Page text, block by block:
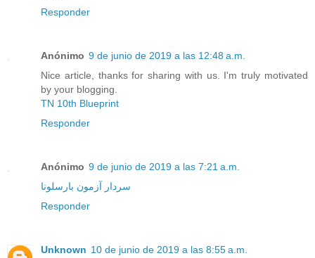
Responder
Anónimo 9 de junio de 2019 a las 12:48 a.m.
Nice article, thanks for sharing with us. I'm truly motivated
by your blogging.
TN 10th Blueprint
Responder
Anónimo 9 de junio de 2019 a las 7:21 a.m.
سردار آزمون بارسلونا
Responder
Unknown 10 de junio de 2019 a las 8:55 a.m.